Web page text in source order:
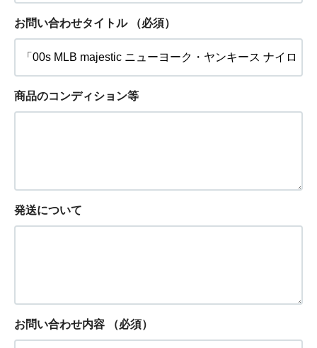
お問い合わせタイトル （必須）
商品のコンディション等
発送について
お問い合わせ内容 （必須）